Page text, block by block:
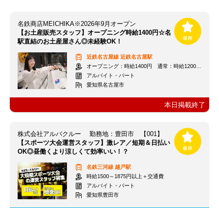
名鉄商店MEICHIKA※2026年9月オープン
【お土産販売スタッフ】オープニング時給1400円☆名
駅直結のお土産屋さん◎未経験OK！
近鉄名古屋線 近鉄名古屋駅
オープニング：時給1400円 通常：時給1200円～＋交通費全額支給
アルバイト・パート
愛知県名古屋市
本日掲載終了
株式会社アルバクルー 勤務地：豊田市 【001】
【スポーツ大会運営スタッフ】激レア／短期＆日払い
OK◎昼働くより涼しくて効率いい！？
名鉄三河線 越戸駅
時給1500～1875円以上＋交通費
アルバイト・パート
愛知県豊田市